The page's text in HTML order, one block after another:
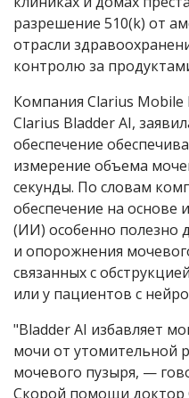
разрешение 510(k) от
отрасли
контролю за
Компания Clarius
Clarius Bladder AI,
обеспечение
измерение объема
секунды. По словам
обеспечение на основе
(ИИ) особенно полезно
и опорожнения
связанных с
или у пациентов с
"Bladder AI избавляет
мочи от утомительной
мочевого пузыря, —
Скорой помощи